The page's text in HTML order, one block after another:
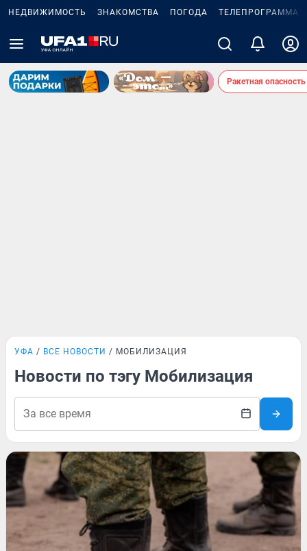
НЕДВИЖИМОСТЬ ЗНАКОМСТВА ПОГОДА ТЕЛЕПРОГРАММА
Ракетная
УФА ВСЕ НОВОСТИ МОБИЛИЗАЦИЯ
Новости по тэгу Мобилизация